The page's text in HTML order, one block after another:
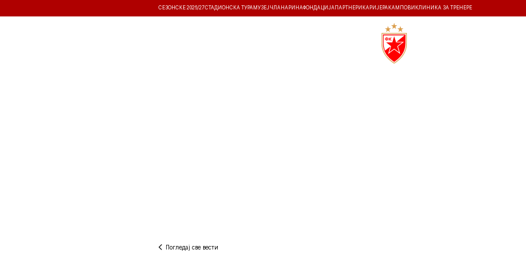
СЕЗОНСКЕ 2026/27СТАДИОНСКА ТУРА МУЗЕЈ ЧЛАНАРИНАФОНДАЦИЈА ПАРТНЕРИ КАРИЈЕРА КАМПОВИ КЛИНИКА ЗА ТРЕНЕРЕ
Погледај све вести